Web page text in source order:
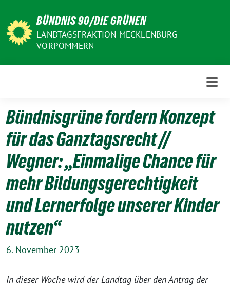
zum
Inhalt
BÜNDNIS 90/DIE GRÜNEN
LANDTAGSFRAKTION MECKLENBURG-
VORPOMMERN
Bündnisgrüne fordern Konzept
für das Ganztagsrecht //
Wegner: „Einmalige Chance für
mehr Bildungsgerechtigkeit
und Lernerfolge unserer Kinder
nutzen“
6. November 2023
In dieser Woche wird der Landtag über den Antrag der